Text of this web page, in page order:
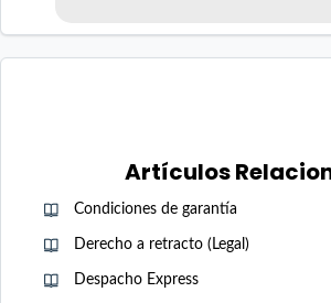
Artículos
Condiciones de garantía
Derecho a retracto (Legal)
Despacho Express